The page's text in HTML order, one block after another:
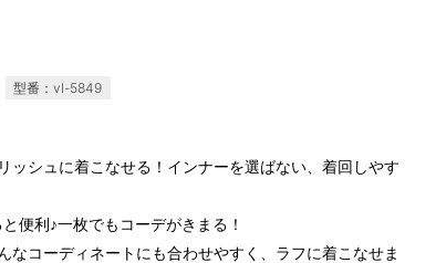
型番：vl-5849
ッシュに着こなせる！インナーを選ばない、着回しやす
便利♪一枚でもコーデがきまる！
なコーディネートにも合わせやすく、ラフに着こなせま